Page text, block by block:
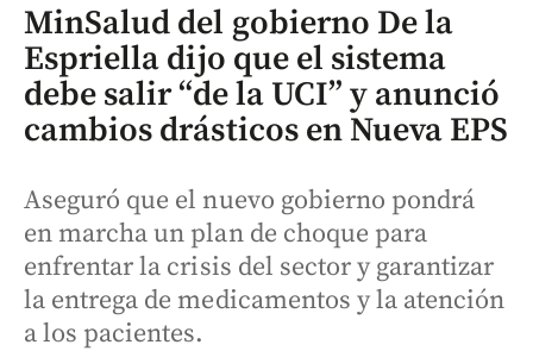
MinSalud del gobierno De la
Espriella dijo que el sistema
debe salir “de la UCI” y anunció
cambios drásticos en Nueva EPS
Aseguró que el nuevo gobierno pondrá
en marcha un plan de choque para
enfrentar la crisis del sector y garantizar
la entrega de medicamentos y la atención
a los pacientes.